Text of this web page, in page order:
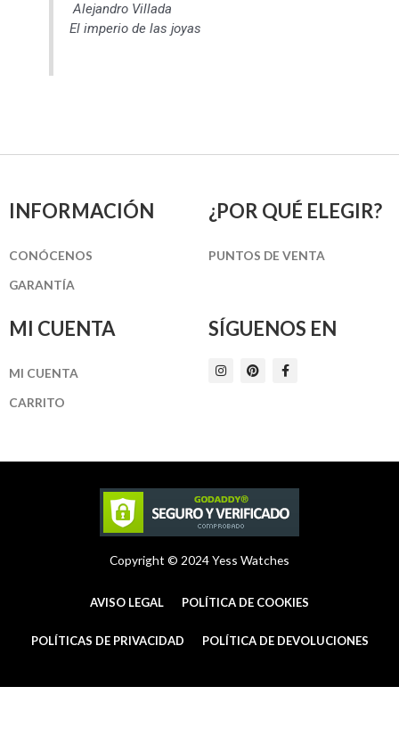
Alejandro Villada
El imperio de las joyas
INFORMACIÓN
CONÓCENOS
GARANTÍA
¿POR QUÉ ELEGIR?
PUNTOS DE VENTA
MI CUENTA
MI CUENTA
CARRITO
SÍGUENOS EN
I
n
m
P
i
t
F
a
-
Copyright © 2024 Yess Watches
AVISO LEGAL POLÍTICA DE COOKIES
POLÍTICAS DE PRIVACIDAD POLÍTICA DE DEVOLUCIONES